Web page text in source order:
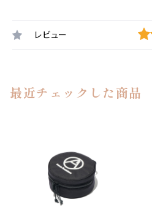
レビュー
最近チェックした商品